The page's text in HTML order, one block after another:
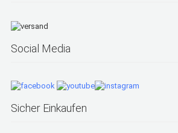
Social Media
Sicher Einkaufen